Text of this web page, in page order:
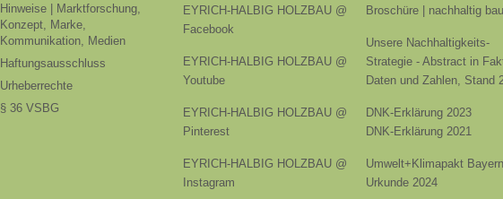
Hinweise | Marktforschung,
Konzept, Marke,
Kommunikation, Medien
Haftungsausschluss
Urheberrechte
§ 36 VSBG
EYRICH-HALBIG HOLZBAU @
Facebook
EYRICH-HALBIG HOLZBAU @
Youtube
EYRICH-HALBIG HOLZBAU @
Pinterest
EYRICH-HALBIG HOLZBAU @
Instagram
Broschüre | nachhaltig
Unsere Nachhaltigkeits-
Strategie - Abstract in
Daten und Zahlen, Stand
DNK-Erklärung 2023
DNK-Erklärung 2021
Umwelt+Klimapakt Bayern |
Urkunde 2024